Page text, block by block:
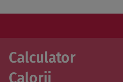
Calculator
Calorii